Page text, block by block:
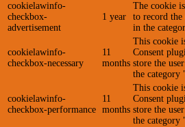
cookielawinfo-
checkbox-
advertisement
1 year
The cookie
to record the
in the
cookielawinfo-
checkbox-necessary
11
months
This cookie
Consent
store the
the category
cookielawinfo-
checkbox-performance
11
months
This cookie
Consent
store the
the category